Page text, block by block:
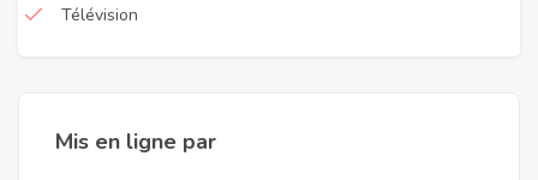
Télévision
Mis en ligne par